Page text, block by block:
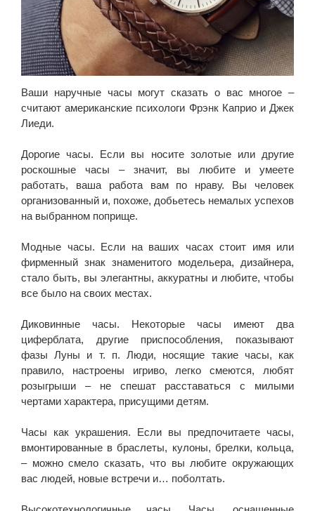
Ваши наручные часы могут сказать о вас многое –
считают американские психологи Фрэнк Каприо и Джек
Лиеди.
Дорогие часы. Если вы носите золотые или другие
роскошные часы – значит, вы любите и умеете
работать, ваша работа вам по нраву. Вы человек
организованный и, похоже, добьетесь немалых успехов
на выбранном поприще.
Модные часы. Если на ваших часах стоит имя или
фирменный знак знаменитого модельера, дизайнера,
стало быть, вы элегантны, аккуратны и любите, чтобы
все было на своих местах.
Диковинные часы. Некоторые часы имеют два
циферблата, другие приспособления, показывают
фазы Луны и т. п. Люди, носящие такие часы, как
правило, настроены игриво, легко смеются, любят
розыгрыши – не спешат расставаться с милыми
чертами характера, присущими детям.
Часы как украшения. Если вы предпочитаете часы,
вмонтированные в браслеты, кулоны, брелки, кольца,
– можно смело сказать, что вы любите окружающих
вас людей, новые встречи и… поболтать.